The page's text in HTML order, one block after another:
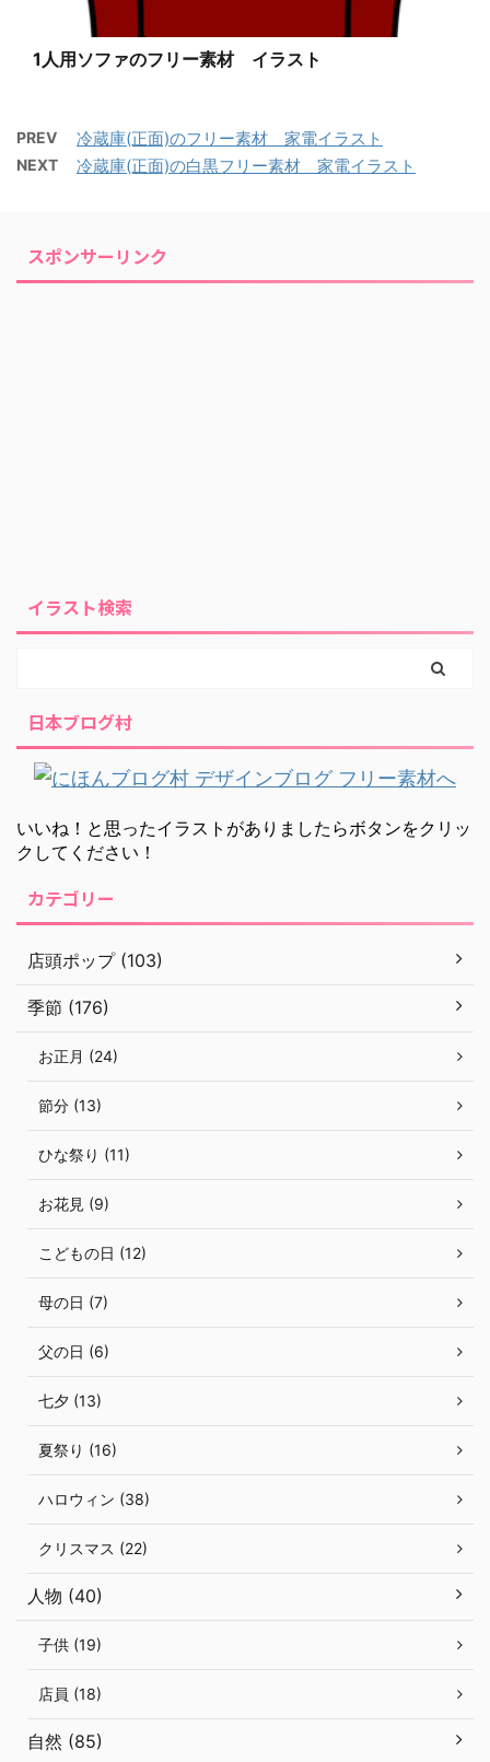
1人用ソファのフリー素材 イラスト
PREV 冷蔵庫(正面)のフリー素材 家電イラスト
NEXT 冷蔵庫(正面)の白黒フリー素材 家電イラスト
スポンサーリンク
イラスト検索
日本ブログ村
いいね！と思ったイラストがありましたらボタンをクリッ
クしてください！
カテゴリー
店頭ポップ (103)
季節 (176)
お正月 (24)
節分 (13)
ひな祭り (11)
お花見 (9)
こどもの日 (12)
母の日 (7)
父の日 (6)
七夕 (13)
夏祭り (16)
ハロウィン (38)
クリスマス (22)
人物 (40)
子供 (19)
店員 (18)
自然 (85)